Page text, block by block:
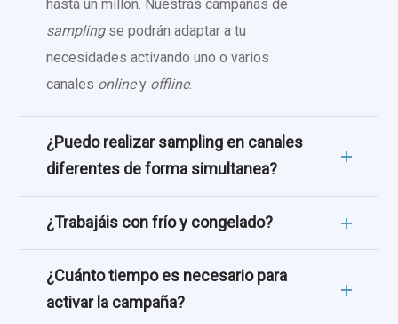
hasta un millón. Nuestras campañas de
samplingse podrán adaptar a tu
necesidades activando uno o varios
canales onliney offline.
¿Puedo realizar sampling en canales
diferentes de forma simultanea?
¿Trabajáis con frío y congelado?
¿Cuánto tiempo es necesario para
activar la campaña?